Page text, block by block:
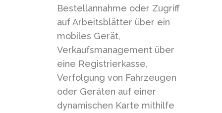
Bestellannahme oder Zugriff
auf Arbeitsblätter über ein
mobiles Gerät,
Verkaufsmanagement über
eine Registrierkasse,
Verfolgung von Fahrzeugen
oder Geräten auf einer
dynamischen Karte mithilfe